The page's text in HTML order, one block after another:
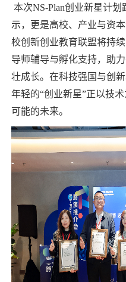
本次NS-Plan创业新星计
示，更是高校、产业与资
校创新创业教育联盟将持
导师辅导与孵化支持，助
壮成长。在科技强国与创
年轻的“创业新星”正以技
可能的未来。